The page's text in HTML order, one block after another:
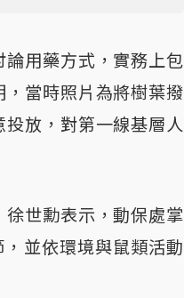
用藥方式，實務上包
當時照片為將樹葉撥
放，對第一線基層人
世勳表示，動保處掌
並依環境與鼠類活動